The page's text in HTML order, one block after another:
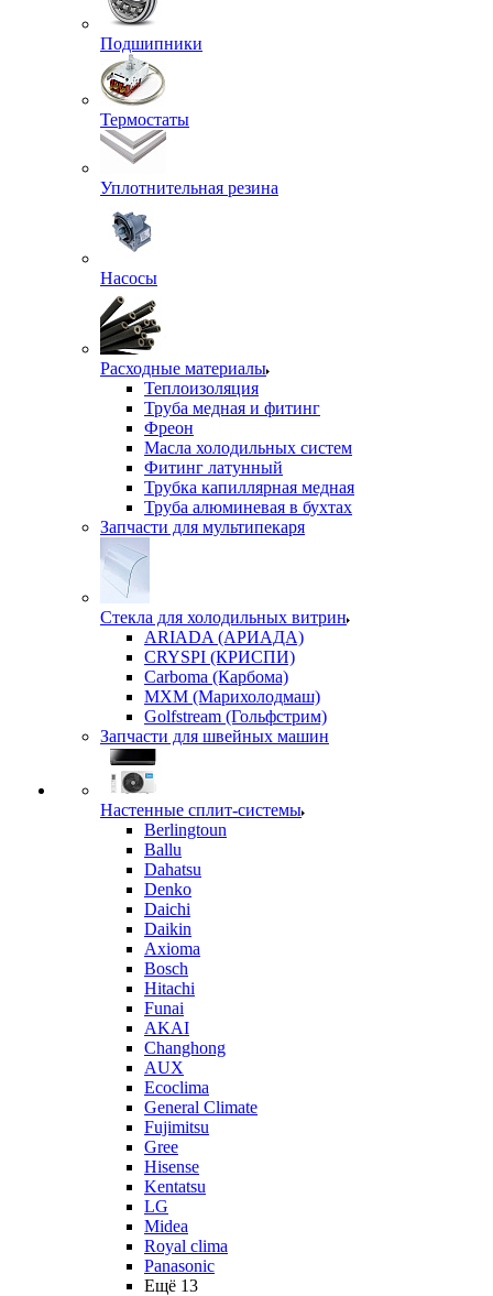
Подшипники
Термостаты
Уплотнительная резина
Насосы
Расходные материалы
Теплоизоляция
Труба медная и фитинг
Фреон
Масла холодильных систем
Фитинг латунный
Трубка капиллярная медная
Труба алюминевая в бухтах
Запчасти для мультипекаря
Стекла для холодильных витрин
ARIADA (АРИАДА)
CRYSPI (КРИСПИ)
Carboma (Карбома)
MXM (Марихолодмаш)
Golfstream (Гольфстрим)
Запчасти для швейных машин
Настенные сплит-системы
Berlingtoun
Ballu
Dahatsu
Denko
Daichi
Daikin
Axioma
Bosch
Hitachi
Funai
AKAI
Changhong
AUX
Ecoclima
General Climate
Fujimitsu
Gree
Hisense
Kentatsu
LG
Midea
Royal clima
Panasonic
Ещё 13